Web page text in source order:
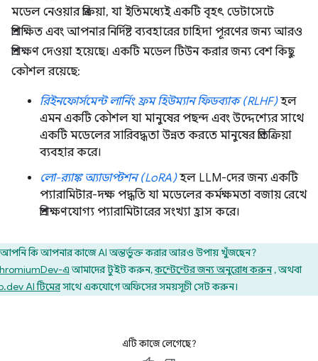
মডেল নেওয়ার প্রক্রিয়া, যা ইতিমধ্যেই একটি বৃহৎ ডেটাসেটে
প্রশিক্ষিত এবং আপনার নির্দিষ্ট ব্যবহারের চাহিদা পূরণের জন্য আরও
প্রশিক্ষণ দেওয়া হয়েছে। একটি মডেল টিউন করার জন্য বেশ কিছু
কৌশল রয়েছে:
রিইনফোর্সমেন্ট লার্নিং ফ্রম হিউম্যান ফিডব্যাক (RLHF)হল
এমন একটি কৌশল যা মানুষের পছন্দ এবং উদ্দেশ্যের সাথে
একটি মডেলের সারিবদ্ধতা উন্নত করতে মানুষের প্রতিক্রিয়া
ব্যবহার করে।
লো-র‍্যাঙ্ক অ্যাডাপ্টশন (LoRA)হল LLM-দের জন্য একটি
প্যারামিটার-দক্ষ পদ্ধতি যা মডেলের কর্মক্ষমতা বজায় রেখে
প্রশিক্ষণযোগ্য প্যারামিটারের সংখ্যা হ্রাস করে।
আপনি কি আপনার কাজে AI অন্তর্ভুক্ত করার আরও উপায় খুঁজছেন?
এআমাদের টুইট করুন,কন্টেন্টের জন্য অনুরোধ করুন, অথবা
AI টিমেরসাথে একযোগে অফিসের সময়সূচী সেট করুন।
এটি কাজে লেগেছে?